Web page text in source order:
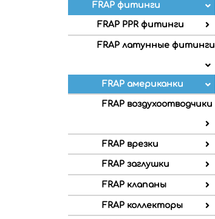
FRAP фитинги
FRAP PPR фитинги
FRAP латунные фитинги
FRAP американки
FRAP воздухоотводчики
FRAP врезки
FRAP заглушки
FRAP клапаны
FRAP коллекторы